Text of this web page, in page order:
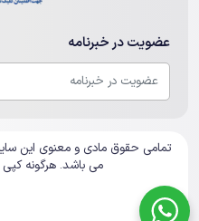
عضویت در خبرنامه
تمامی حقوق مادی و معنوی این
می باشد. هرگونه کپی